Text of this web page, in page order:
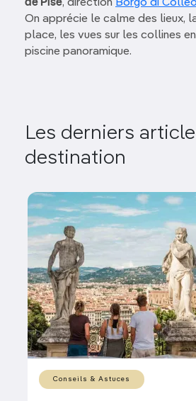
de Pise, direction Borgo di
On apprécie le calme des lieux,
place, les vues sur les collines
piscine panoramique.
Les derniers
destination
Conseils & Astuces